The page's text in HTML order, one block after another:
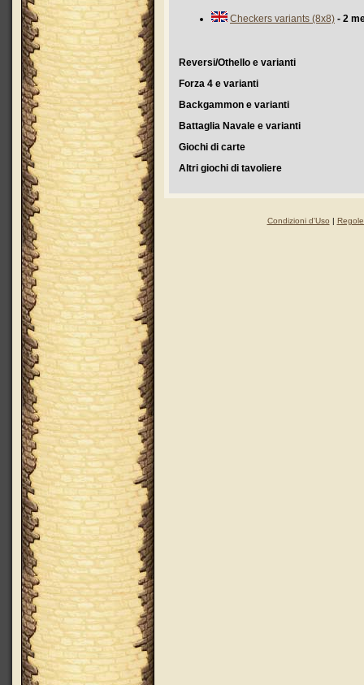
Checkers variants (8x8) - 2
Reversi/Othello e varianti
Forza 4 e varianti
Backgammon e varianti
Battaglia Navale e varianti
Giochi di carte
Altri giochi di tavoliere
Condizioni d'Uso |